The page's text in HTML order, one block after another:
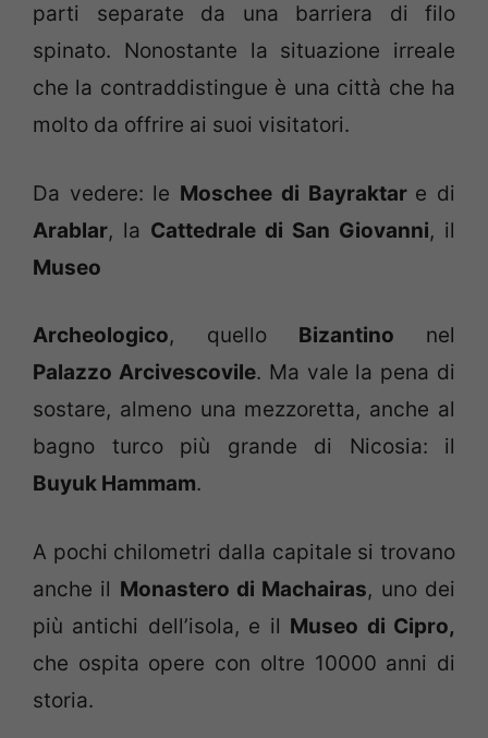
parti separate da una barriera di filo
spinato. Nonostante la situazione irreale
che la contraddistingue è una città che ha
molto da offrire ai suoi visitatori.
Da vedere: le Moschee di Bayraktar e di
Arablar, la Cattedrale di San Giovanni, il
Museo
Archeologico, quello Bizantino nel
Palazzo Arcivescovile. Ma vale la pena di
sostare, almeno una mezzoretta, anche al
bagno turco più grande di Nicosia: il
Buyuk Hammam.
A pochi chilometri dalla capitale si trovano
anche il Monastero di Machairas, uno dei
più antichi dell’isola, e il Museo di Cipro,
che ospita opere con oltre 10000 anni di
storia.